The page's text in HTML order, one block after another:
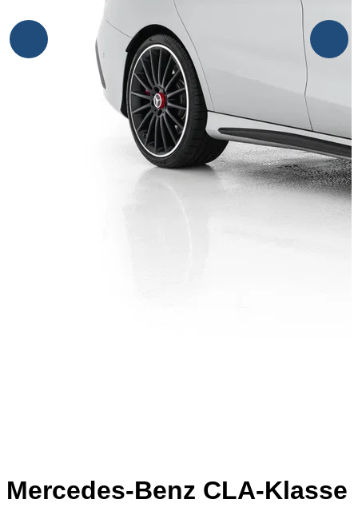
Mercedes-Benz CLA-Klasse